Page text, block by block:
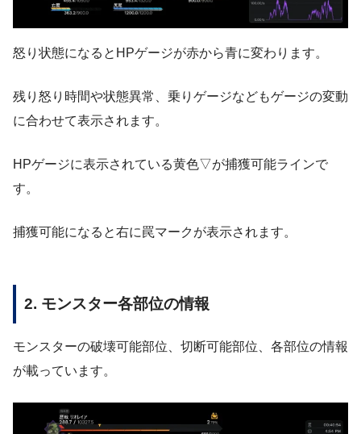
怒り状態になるとHPゲージが赤から青に変わります。
残り怒り時間や状態異常、乗りゲージなどもゲージの変動
に合わせて表示されます。
HPゲージに表示されている黄色▽が捕獲可能ラインで
す。
捕獲可能になると右に罠マークが表示されます。
2. モンスター各部位の情報
モンスターの破壊可能部位、切断可能部位、各部位の情報
が載っています。